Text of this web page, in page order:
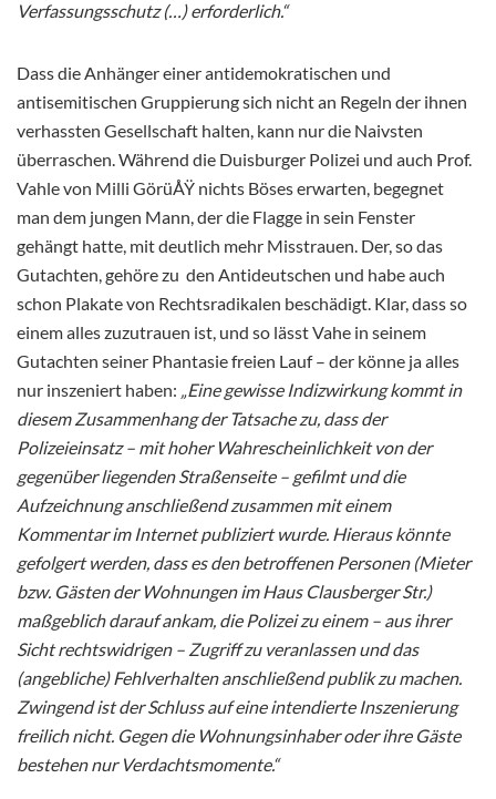
Verfassungsschutz (…) erforderlich.“
Dass die Anhänger einer antidemokratischen und
antisemitischen Gruppierung sich nicht an Regeln der ihnen
verhassten Gesellschaft halten, kann nur die Naivsten
überraschen. Während die Duisburger Polizei und auch Prof.
Vahle von Milli GörüÅŸ nichts Böses erwarten, begegnet
man dem jungen Mann, der die Flagge in sein Fenster
gehängt hatte, mit deutlich mehr Misstrauen. Der, so das
Gutachten, gehöre zu den Antideutschen und habe auch
schon Plakate von Rechtsradikalen beschädigt. Klar, dass so
einem alles zuzutrauen ist, und so lässt Vahe in seinem
Gutachten seiner Phantasie freien Lauf – der könne ja alles
nur inszeniert haben: „Eine gewisse Indizwirkung kommt in
diesem Zusammenhang der Tatsache zu, dass der
Polizeieinsatz – mit hoher Wahrescheinlichkeit von der
gegenüber liegenden Straßenseite – gefilmt und die
Aufzeichnung anschließend zusammen mit einem
Kommentar im Internet publiziert wurde. Hieraus könnte
gefolgert werden, dass es den betroffenen Personen (Mieter
bzw. Gästen der Wohnungen im Haus Clausberger Str.)
maßgeblich darauf ankam, die Polizei zu einem – aus ihrer
Sicht rechtswidrigen – Zugriff zu veranlassen und das
(angebliche) Fehlverhalten anschließend publik zu machen.
Zwingend ist der Schluss auf eine intendierte Inszenierung
freilich nicht. Gegen die Wohnungsinhaber oder ihre Gäste
bestehen nur Verdachtsmomente.“